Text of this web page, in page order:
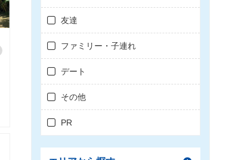
友達
ファミリー・子連れ
デート
その他
PR